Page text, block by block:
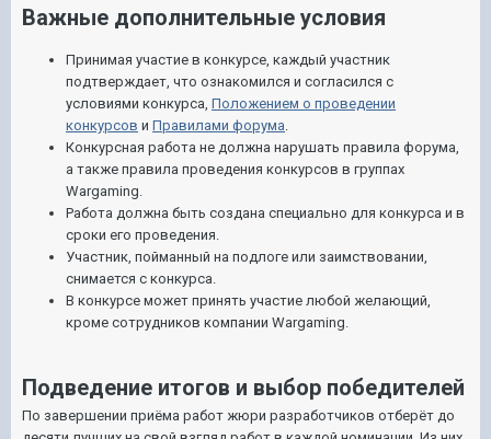
Важные дополнительные условия
Принимая участие в конкурсе, каждый участник
подтверждает, что ознакомился и согласился с
условиями конкурса, Положением о проведении
конкурсов и Правилами форума
Конкурсная работа не должна нарушать правила форума,
а также правила проведения конкурсов в группах
Wargaming.
Работа должна быть создана специально для конкурса и в
сроки его проведения.
Участник, пойманный на подлоге или заимствовании,
снимается с конкурса.
В конкурсе может принять участие любой желающий,
кроме сотрудников компании Wargaming.
Подведение итогов и выбор победителей
По завершении приёма работ жюри разработчиков отберёт до